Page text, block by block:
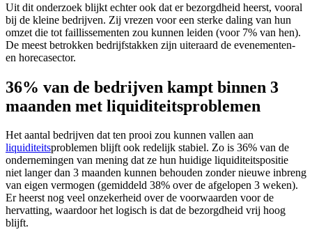
Uit dit onderzoek blijkt echter ook dat er bezorgdheid heerst, vooral
bij de kleine bedrijven. Zij vrezen voor een sterke daling van hun
omzet die tot faillissementen zou kunnen leiden (voor 7% van hen).
De meest betrokken bedrijfstakken zijn uiteraard de evenementen-
en horecasector.
36% van de bedrijven kampt binnen 3
maanden met liquiditeitsproblemen
Het aantal bedrijven dat ten prooi zou kunnen vallen aan
liquiditeitsproblemen blijft ook redelijk stabiel. Zo is 36% van de
ondernemingen van mening dat ze hun huidige liquiditeitspositie
niet langer dan 3 maanden kunnen behouden zonder nieuwe inbreng
van eigen vermogen (gemiddeld 38% over de afgelopen 3 weken).
Er heerst nog veel onzekerheid over de voorwaarden voor de
hervatting, waardoor het logisch is dat de bezorgdheid vrij hoog
blijft.